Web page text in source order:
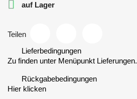
 auf Lager
Teilen
Lieferbedingungen
Zu finden unter Menüpunkt Lieferungen.
Rückgabebedingungen
Hier klicken